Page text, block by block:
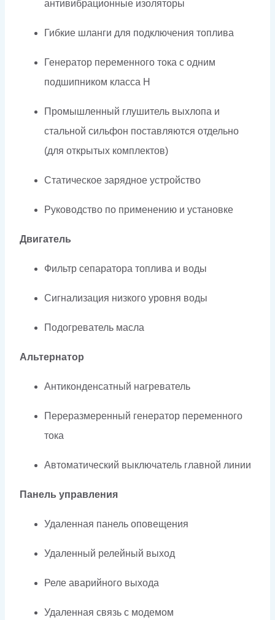
антивибрационные изоляторы
Гибкие шланги для подключения топлива
Генератор переменного тока с одним
подшипником класса H
Промышленный глушитель выхлопа и
стальной сильфон поставляются отдельно
(для открытых комплектов)
Статическое зарядное устройство
Руководство по применению и установке
Двигатель
Фильтр сепаратора топлива и воды
Сигнализация низкого уровня воды
Подогреватель масла
Альтернатор
Антиконденсатный нагреватель
Переразмеренный генератор переменного
тока
Автоматический выключатель главной линии
Панель управления
Удаленная панель оповещения
Удаленный релейный выход
Реле аварийного выхода
Удаленная связь с модемом